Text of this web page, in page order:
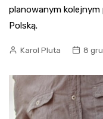
planowanym kolejnym
Polską.
Karol Pluta 8